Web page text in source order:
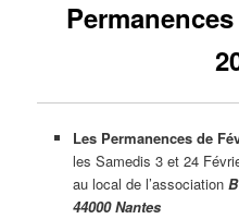
Les Permanences de
les Samedis 3 et 24
au local de l’association
44000 Nantes